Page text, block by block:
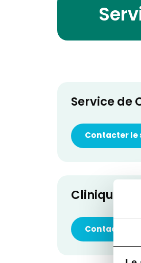
Service de
Contacter le
Clinique du
Contacter le